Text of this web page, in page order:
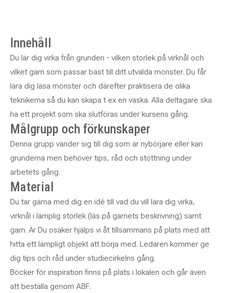
Innehåll
Du lär dig virka från grunden - vilken storlek på virknål och
vilket garn som passar bäst till ditt utvalda mönster. Du får
lära dig läsa mönster och därefter praktisera de olika
teknikerna så du kan skapa t ex en väska. Alla deltagare ska
ha ett projekt som ska slutföras under kursens gång.
Målgrupp och förkunskaper
Denna grupp vänder sig till dig som är nybörjare eller kan
grunderna men behöver tips, råd och stöttning under
arbetets gång.
Material
Du tar gärna med dig en idé till vad du vill lära dig virka,
virknål i lämplig storlek (läs på garnets beskrivning) samt
garn. Är Du osäker hjälps vi åt tillsammans på plats med att
hitta ett lämpligt objekt att börja med. Ledaren kommer ge
dig tips och råd under studiecirkelns gång.
Böcker för inspiration finns på plats i lokalen och går även
att beställa genom ABF.